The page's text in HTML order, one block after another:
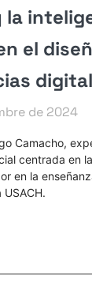
la
el
de 2024
Camacho,
centrada en
en la